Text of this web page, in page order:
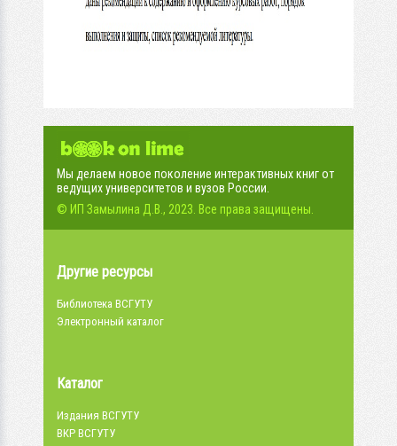
Мы делаем новое поколение интерактивных книг от
ведущих университетов и вузов России.
© ИП Замылина Д.В., 2023. Все права защищены.
Другие ресурсы
Библиотека ВСГУТУ
Электронный каталог
Каталог
Издания ВСГУТУ
ВКР ВСГУТУ